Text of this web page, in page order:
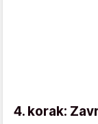
4. korak: